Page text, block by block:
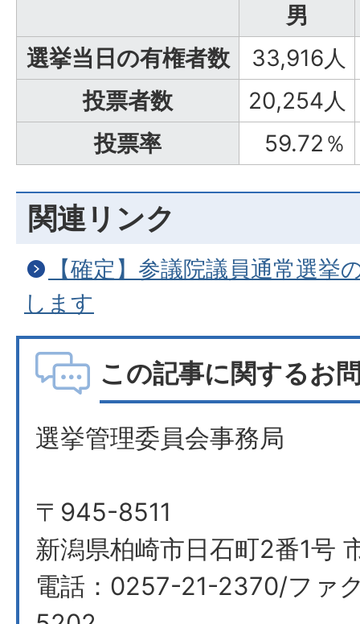
男
選挙当日の有権者数
33,916人
投票者数
20,254人
投票率
59.72％
関連リンク
【確定】参議院議員通常選挙
します
この記事に関するお
選挙管理委員会事務局
〒945-8511
新潟県柏崎市日石町2番1号
電話：0257-21-2370/ファ